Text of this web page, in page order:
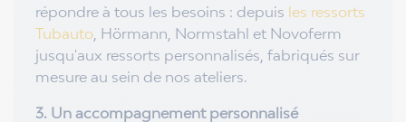
répondre à tous les besoins : depuis les ressorts
Tubauto , Hörmann, Normstahl et Novoferm
jusqu'aux ressorts personnalisés, fabriqués sur
mesure au sein de nos ateliers.
3. Un accompagnement personnalisé